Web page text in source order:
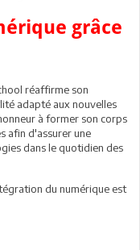
grâce
réaffirme son
adapté aux nouvelles
à former son corps
afin d'assurer une
dans le quotidien des
du numérique est